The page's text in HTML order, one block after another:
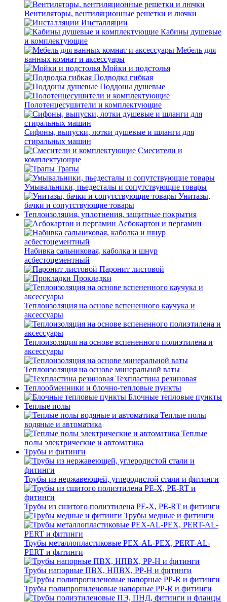
Вентиляторы, вентиляционные решетки и лючки
Инсталляции
Кабины душевые
и комплектующие
Мебель для
ванных комнат и аксессуары
Мойки и подстолья
Подводка гибкая
Поддоны душевые
Полотенцесушители и комплектующие
Сифоны, выпуски, лотки душевые и шланги для
стиральных машин
Смесители и
комплектующие
Трапы
Умывальники, пьедесталы и сопутствующие товары
Унитазы,
бачки и сопутствующие товары
Теплоизоляция, уплотнения, защитные покрытия
Асбокартон и пергамин
Набивка сальниковая, каболка и шнур
асбестоцементный
Паронит листовой
Прокладки
Теплоизоляция на основе вспененного каучука и
аксессуары
Теплоизоляция на основе вспененного полиэтилена и
аксессуары
Теплоизоляция на основе минеральной ваты
Техпластина резиновая
Теплообменники и блочно-тепловые пункты
Блочные тепловые пункты
Теплые полы
Теплые полы
водяные и автоматика
Теплые
полы электрические и автоматика
Трубы и фитинги
Трубы из нержавеющей, углеродистой стали и фитинги
Трубы из сшитого полиэтилена PE-X, PE-RT и фитинги
Трубы медные и фитинги
Трубы металлопластиковые PEX-AL-PEX, PERT-AL-
PERT и фитинги
Трубы напорные ПВХ, НПВХ, PP-H и фитинги
Трубы полипропиленовые напорные PP-R и фитинги